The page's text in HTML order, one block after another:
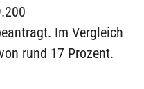
Im Vergleich
rund 17 Prozent.